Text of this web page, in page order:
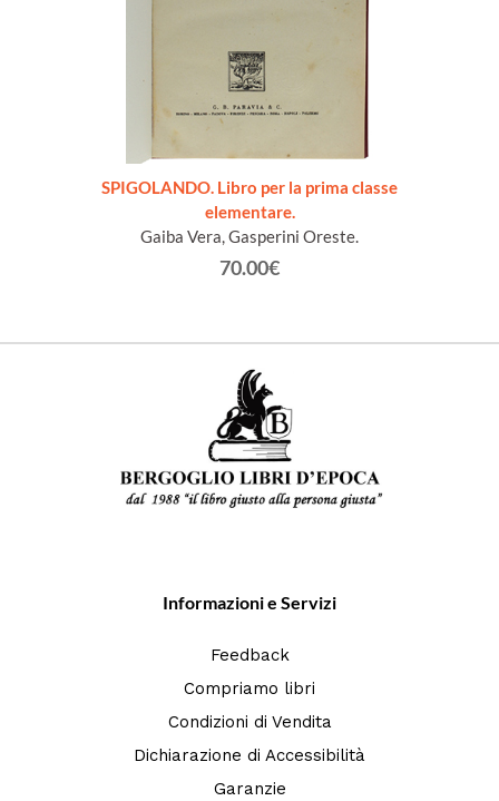
SPIGOLANDO. Libro per la prima classe
elementare.
Gaiba Vera, Gasperini Oreste.
70.00€
Informazioni e Servizi
Feedback
Compriamo libri
Condizioni di Vendita
Dichiarazione di Accessibilità
Garanzie